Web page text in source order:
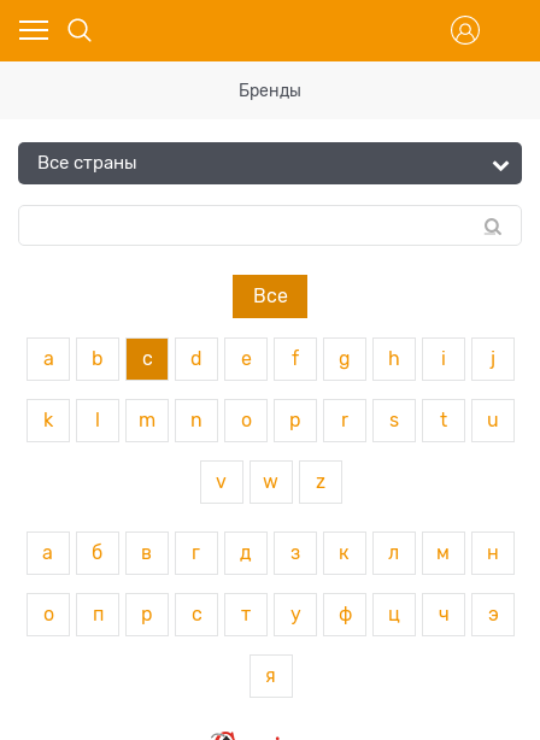
Бренды
Все
a b c d e f g h i j
k m n o p r s t u
v w z
а б в г д з к л м н
о п р с т у ф ц ч э
я